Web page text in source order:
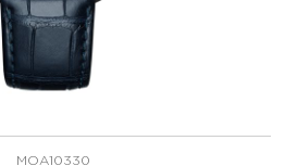
MOA10330